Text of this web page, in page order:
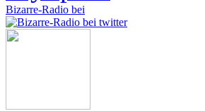
Bizarre-Radio bei